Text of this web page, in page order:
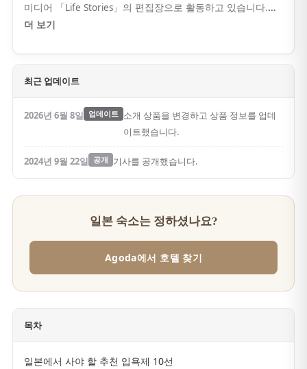
미디어 「Life Stories」의 편집장으로 활동하고 있습니다.…
더 보기
최근 업데이트
2026년 6월 8일 업데이트 소개 상품을 변경하고 상품 정보를 업데
이트했습니다.
2024년 9월 22일 공개 기사를 공개했습니다.
일본 숙소는 정하셨나요?
Agoda에서 호텔 찾기
목차
일본에서 사야 할 추천 입욕제 10선